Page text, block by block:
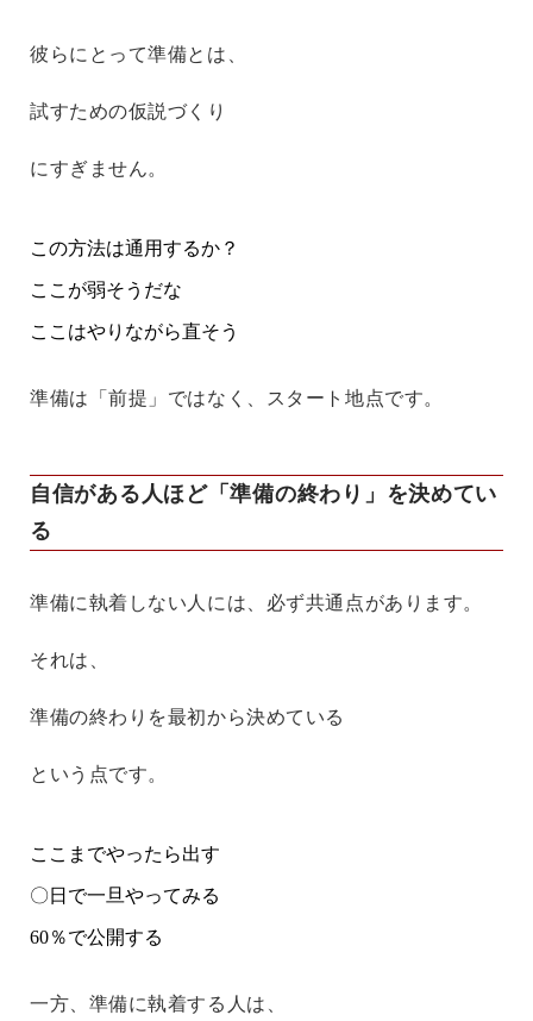
彼らにとって準備とは、
試すための仮説づくり
にすぎません。
この方法は通用するか？
ここが弱そうだな
ここはやりながら直そう
準備は「前提」ではなく、 スタート地点です。
自信がある人ほど「準備の終わり」を決めてい
る
準備に執着しない人には、必ず共通点があります。
それは、
準備の終わりを最初から決めている
という点です。
ここまでやったら出す
〇日で一旦やってみる
60％で公開する
一方、準備に執着する人は、